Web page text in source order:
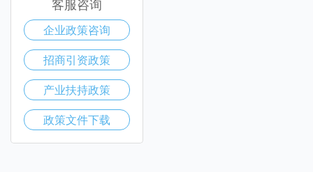
客服咨询
企业政策咨询
招商引资政策
产业扶持政策
政策文件下载